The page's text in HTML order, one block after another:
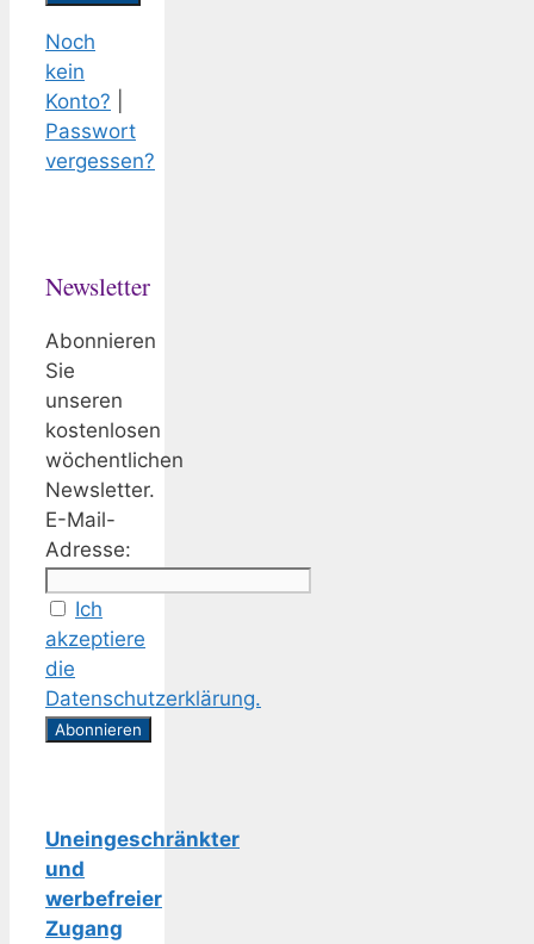
Noch
kein
Konto?
Passwort
vergessen?
Newsletter
Abonnieren
Sie
unseren
kostenlosen
wöchentlichen
Newsletter.
E-Mail-
Adresse:
Ich
akzeptiere
die
Datenschutzerklärung.
Uneingeschränkter
und
werbefreier
Zugang